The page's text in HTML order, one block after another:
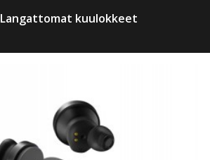
Langattomat kuulokkeet